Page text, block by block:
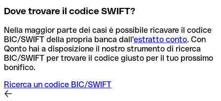
Dove trovare il codice SWIFT?
Nella maggior parte dei casi è possibile ricavare il codice
BIC/SWIFT della propria banca dall'estratto conto. Con
Qonto hai a disposizione il nostro strumento di ricerca
BIC/SWIFT per trovare il codice giusto per il tuo prossimo
bonifico.
Ricerca un codice BIC/SWIFT